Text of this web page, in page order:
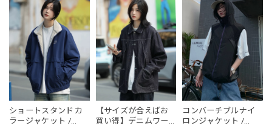
フーデッドスタジアムジャンバー / Hooded Stadium Jumper
ブラック/L
2026/05/28
NCLLW オリジナルドッグタグネックレス / NCLLW Original Dog Tag Necklace
2026/05/27
ショートスタンドカ
ラージャケット /
【サイズが合えばお
買い得】デニムワー
コンバーチブルナイ
ロンジャケット /